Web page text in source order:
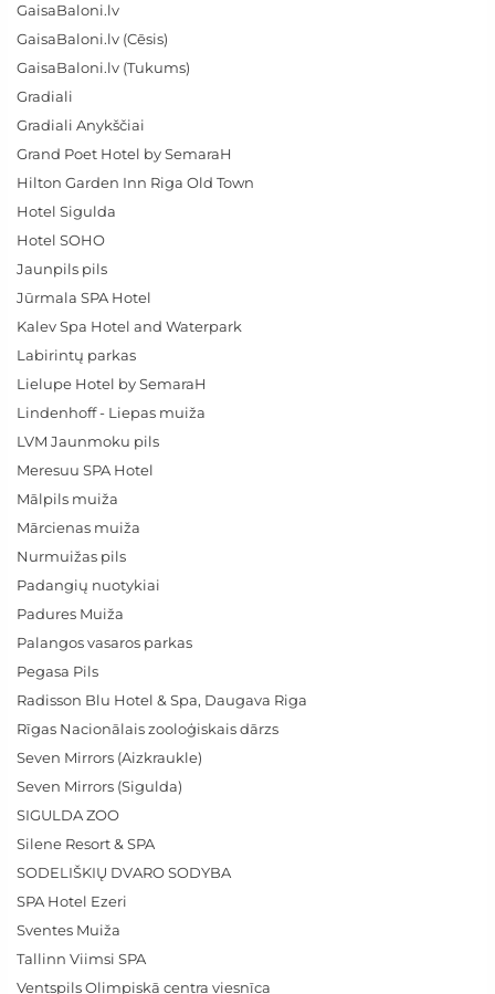
GaisaBaloni.lv
GaisaBaloni.lv (Cēsis)
GaisaBaloni.lv (Tukums)
Gradiali
Gradiali Anykščiai
Grand Poet Hotel by SemaraH
Hilton Garden Inn Riga Old Town
Hotel Sigulda
Hotel SOHO
Jaunpils pils
Jūrmala SPA Hotel
Kalev Spa Hotel and Waterpark
Labirintų parkas
Lielupe Hotel by SemaraH
Lindenhoff - Liepas muiža
LVM Jaunmoku pils
Meresuu SPA Hotel
Mālpils muiža
Mārcienas muiža
Nurmuižas pils
Padangių nuotykiai
Padures Muiža
Palangos vasaros parkas
Pegasa Pils
Radisson Blu Hotel & Spa, Daugava Riga
Rīgas Nacionālais zooloģiskais dārzs
Seven Mirrors (Aizkraukle)
Seven Mirrors (Sigulda)
SIGULDA ZOO
Silene Resort & SPA
SODELIŠKIŲ DVARO SODYBA
SPA Hotel Ezeri
Sventes Muiža
Tallinn Viimsi SPA
Ventspils Olimpiskā centra viesnīca